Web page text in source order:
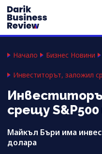
Начало Бизнес Новини
Инвеститорът, заложил
срещу
Майкъл Бъри има
долара